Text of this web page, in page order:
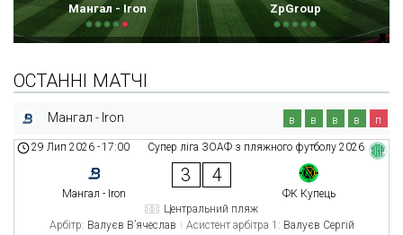
Мангал - Iron ZpGroup
ОСТАННІ МАТЧІ
Мангал - Iron в в в в п
Супер ліга ЗОАФ з пляжного футболу 2026
29 Лип 2026 -17:00
Мангал - Iron
3 4
ФК Купець
Центральний пляж
Арбітр: Валуєв В’ячеслав Асистент арбітра 1: Валуєв Сергій